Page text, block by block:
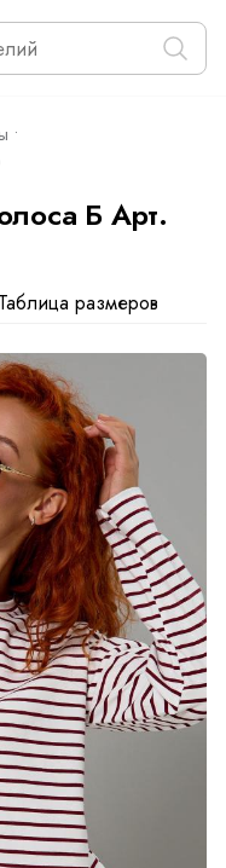
Б Арт.
Таблица размеров